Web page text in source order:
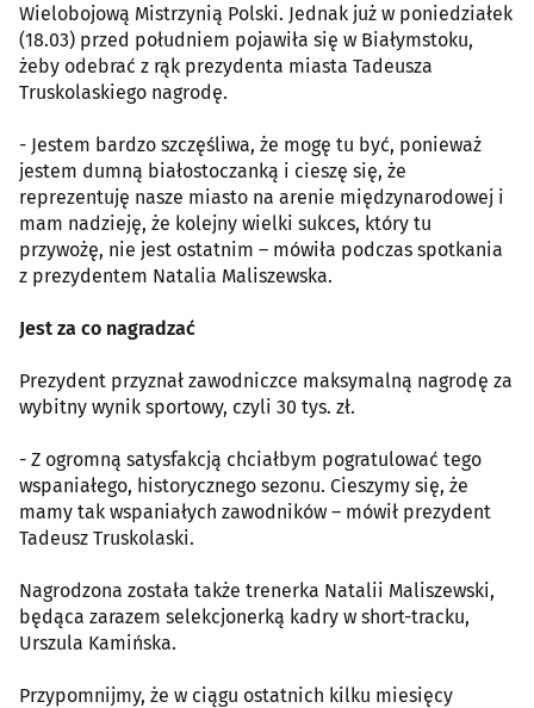
Wielobojową Mistrzynią Polski. Jednak już w poniedziałek
(18.03) przed południem pojawiła się w Białymstoku,
żeby odebrać z rąk prezydenta miasta Tadeusza
Truskolaskiego nagrodę.
- Jestem bardzo szczęśliwa, że mogę tu być, ponieważ
jestem dumną białostoczanką i cieszę się, że
reprezentuję nasze miasto na arenie międzynarodowej i
mam nadzieję, że kolejny wielki sukces, który tu
przywożę, nie jest ostatnim – mówiła podczas spotkania
z prezydentem Natalia Maliszewska.
Jest za co nagradzać
Prezydent przyznał zawodniczce maksymalną nagrodę za
wybitny wynik sportowy, czyli 30 tys. zł.
- Z ogromną satysfakcją chciałbym pogratulować tego
wspaniałego, historycznego sezonu. Cieszymy się, że
mamy tak wspaniałych zawodników – mówił prezydent
Tadeusz Truskolaski.
Nagrodzona została także trenerka Natalii Maliszewski,
będąca zarazem selekcjonerką kadry w short-tracku,
Urszula Kamińska.
Przypomnijmy, że w ciągu ostatnich kilku miesięcy